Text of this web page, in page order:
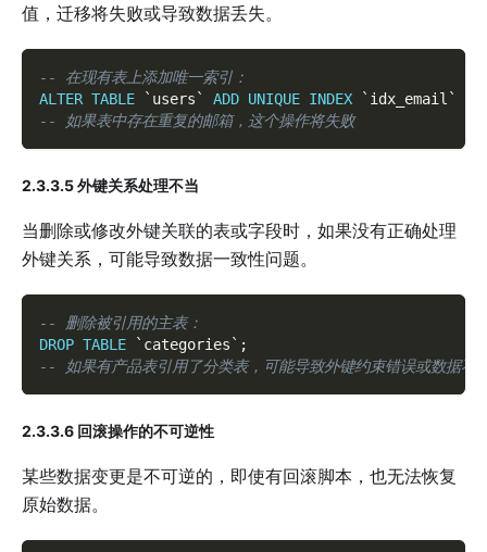
值，迁移将失败或导致数据丢失。
-- 在现有表上添加唯一索引：
ALTER TABLE ` users ` ADD UNIQUE INDEX ` idx_email `
-- 如果表中存在重复的邮箱，这个操作将失败
2.3.3.5 外键关系处理不当
当删除或修改外键关联的表或字段时，如果没有正确处理
外键关系，可能导致数据一致性问题。
-- 删除被引用的主表：
DROP TABLE ` categories ` ;
-- 如果有产品表引用了分类表，可能导致外键约束错误或数据不
2.3.3.6 回滚操作的不可逆性
某些数据变更是不可逆的，即使有回滚脚本，也无法恢复
原始数据。